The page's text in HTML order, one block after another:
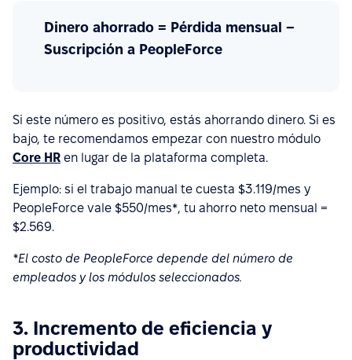
Dinero ahorrado = Pérdida mensual −
Suscripción a PeopleForce
Si este número es positivo, estás ahorrando dinero. Si es
bajo, te recomendamos empezar con nuestro módulo
Core HR en lugar de la plataforma completa.
Ejemplo: si el trabajo manual te cuesta $3.119/mes y
PeopleForce vale $550/mes*, tu ahorro neto mensual =
$2.569.
*El costo de PeopleForce depende del número de
empleados y los módulos seleccionados.
3. Incremento de eficiencia y
productividad